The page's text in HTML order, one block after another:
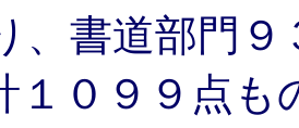
、書道部門
１０９９点も